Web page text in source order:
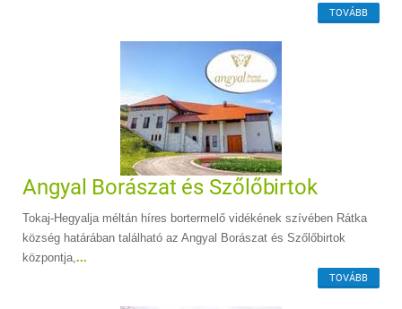
TOVÁBB
Angyal Borászat és Szőlőbirtok
Tokaj-Hegyalja méltán híres bortermelő vidékének szívében Rátka
község határában található az Angyal Borászat és Szőlőbirtok
központja, ...
TOVÁBB